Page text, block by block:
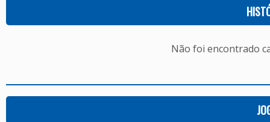
Não foi encontrado